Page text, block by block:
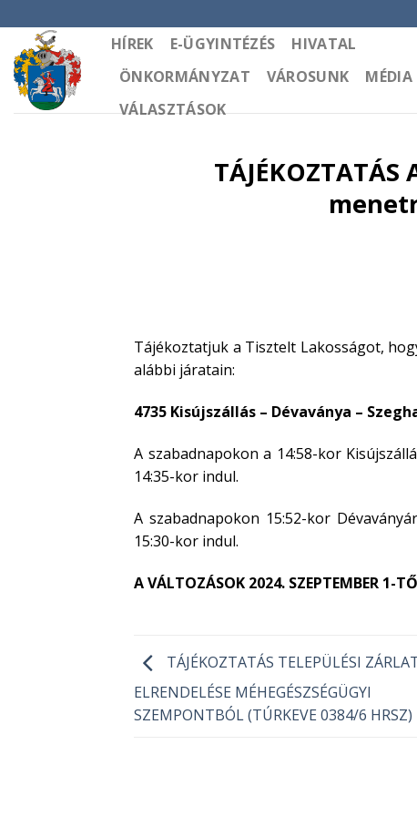
to
content
HÍREK E-ÜGYINTÉZÉS
HIVATAL
ÖNKORMÁNYZAT
VÁROSUNK
MÉDIA
VÁLASZTÁSOK
Tájékoztatjuk a Tisztelt Lakosságot,
alábbi járatain:
4735 Kisújszállás – Dévaványa –
A szabadnapokon a 14:58-kor
14:35-kor indul.
A szabadnapokon 15:52-kor
15:30-kor indul.
A VÁLTOZÁSOK 2024. SZEPTEMBER 1-
TÁJÉKOZTATÁS TELEPÜLÉSI
ELRENDELÉSE MÉHEGÉSZSÉGÜGYI
SZEMPONTBÓL (TÚRKEVE 0384/6 HRSZ)